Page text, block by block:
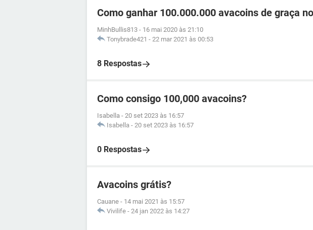
Como ganhar 100.000.000 avacoins de graça
MinhBullis813 - 16 mai 2020 às 21:10
Tonybrade421 - 22 mar 2021 às 00:53
8 Respostas
Como consigo 100,000 avacoins?
Isabella - 20 set 2023 às 16:57
Isabella - 20 set 2023 às 16:57
0 Respostas
Avacoins grátis?
Cauane - 14 mai 2021 às 15:57
Vivilife - 24 jan 2022 às 14:27